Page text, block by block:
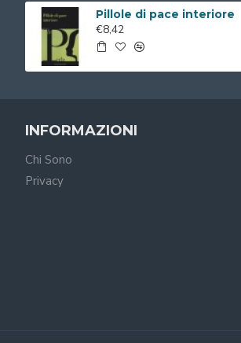
Pillole di pace interiore
€8,42
INFORMAZIONI
Chi Sono
Privacy